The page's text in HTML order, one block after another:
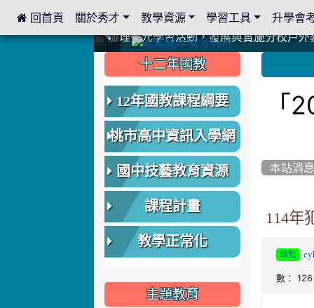
中國信託商業銀行 2023.04.22 愛傳球計畫
中國信託商業銀行 2023.04.22 愛傳球計畫
辦理多元學習活動，發展與實施分校戶外
辦理多元學習活動，發展與實施分校戶外
爭取社會資源，傳愛與溫暖：2024.3.19
爭取社會資源，傳愛與溫暖：2024.3.19
112學年度畢業學生與師長合照
112學年度畢業學生與師長合照
辦理多元學習活動，發展與實施分校戶外
辦理多元學習活動，發展與實施分校戶外
爭取社會資源，傳愛與溫暖：110.12.22
爭取社會資源，傳愛與溫暖：110.12.22
爭取社會資源，傳愛與溫暖：110.12.22
爭取社會資源，傳愛與溫暖：110.12.22
112.9.27參觀客家博覽會
112.9.27參觀客家博覽會
2023.12.27 國際獅子會贈送本校學生耶誕
2023.12.27 國際獅子會贈送本校學生耶誕
2023.12.27 國際獅子會贊助本校學生獎助
2023.12.27 國際獅子會贊助本校學生獎助
2023.12.27 聖誕感恩歌謠競賽；本校師
2023.12.27 聖誕感恩歌謠競賽；本校師
建置優質學習空間；合作互惠，建立良善
建置優質學習空間；合作互惠，建立良善
:::
「
本站消
114年
轉知
數： 126
::: 十二年國教
12年國教課程綱要
桃市高中資訊入學網
國中技藝教育資源
課程計畫
教學正常化
主題教育
::: 回首頁 關於秀才 教學資源 學習工具 升學會